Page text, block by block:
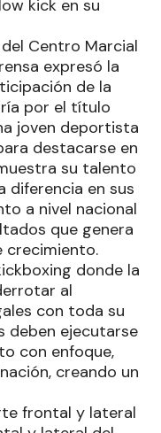
kick en su
Centro Marcial
expresó la
de la
por el título
joven deportista
destacarse en
su talento
diferencia en sus
a nivel nacional
que genera
crecimiento.
donde la
al
con toda su
deben ejecutarse
con enfoque,
creando un
frontal y lateral